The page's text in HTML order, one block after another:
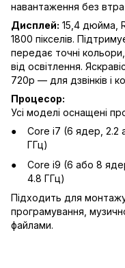
навантаження без
Дисплей: 15,4 дюйма,
1800 пікселів.
передає точні
від освітлення.
720p — для дзвінків і
Процесор:
Усі моделі оснащені
Core i7 (6 ядер, 2.2
ГГц)
Core i9 (6 або 8
4.8 ГГц)
Підходить для монтажу
програмування,
файлами.